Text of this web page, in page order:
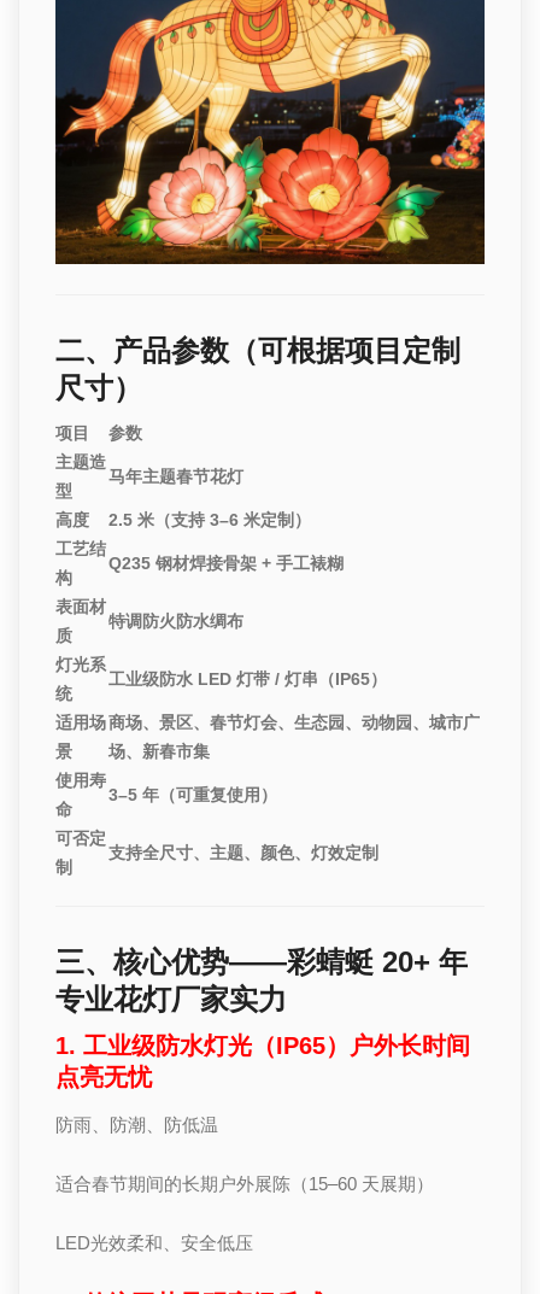
二、产品参数（可根据项目定制
尺寸）
项目
参数
主题造
型
马年主题春节花灯
高度
2.5 米（支持 3–6 米定制）
工艺结
构
Q235 钢材焊接骨架 + 手工裱糊
表面材
质
特调防火防水绸布
灯光系
统
工业级防水 LED 灯带 / 灯串（IP65）
适用场
景
商场、景区、春节灯会、生态园、动物园、城市广
场、新春市集
使用寿
命
3–5 年（可重复使用）
可否定
制
支持全尺寸、主题、颜色、灯效定制
三、核心优势——彩蜻蜓 20+ 年
专业花灯厂家实力
1. 工业级防水灯光（IP65）户外长时间
点亮无忧
防雨、防潮、防低温
适合春节期间的长期户外展陈（15–60 天展期）
LED光效柔和、安全低压